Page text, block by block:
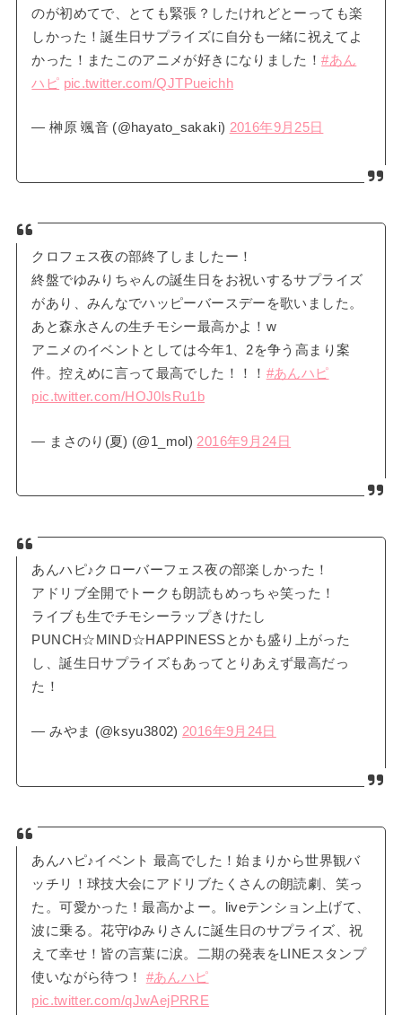
のが初めてで、とても緊張？したけれどとーっても楽
しかった！誕生日サプライズに自分も一緒に祝えてよ
かった！またこのアニメが好きになりました！#あん
ハピ pic.twitter.com/QJTPueichh
— 榊原 颯音 (@hayato_sakaki) 2016年9月25日
クロフェス夜の部終了しましたー！
終盤でゆみりちゃんの誕生日をお祝いするサプライズ
があり、みんなでハッピーバースデーを歌いました。
あと森永さんの生チモシー最高かよ！w
アニメのイベントとしては今年1、2を争う高まり案
件。控えめに言って最高でした！！！ #あんハピ
pic.twitter.com/HOJ0lsRu1b
— まさのり(夏) (@1_mol) 2016年9月24日
あんハピ♪クローバーフェス夜の部楽しかった！
アドリブ全開でトークも朗読もめっちゃ笑った！
ライブも生でチモシーラップきけたし
PUNCH☆MIND☆HAPPINESSとかも盛り上がった
し、誕生日サプライズもあってとりあえず最高だっ
た！
— みやま (@ksyu3802) 2016年9月24日
あんハピ♪イベント 最高でした！始まりから世界観バ
ッチリ！球技大会にアドリブたくさんの朗読劇、笑っ
た。可愛かった！最高かよー。liveテンション上げて、
波に乗る。花守ゆみりさんに誕生日のサプライズ、祝
えて幸せ！皆の言葉に涙。二期の発表をLINEスタンプ
使いながら待つ！ #あんハピ
pic.twitter.com/qJwAejPRRE